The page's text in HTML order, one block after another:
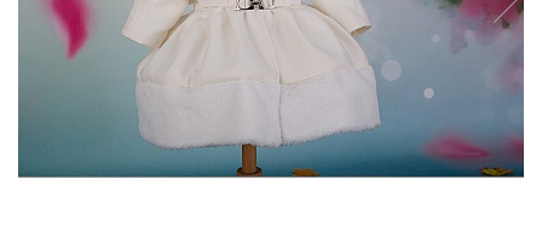
Cercei din aur dama
Cercei de aur lungi cu lant
Cercei din aur tortite
Cercei din aur alb
Cercei aur cu surub